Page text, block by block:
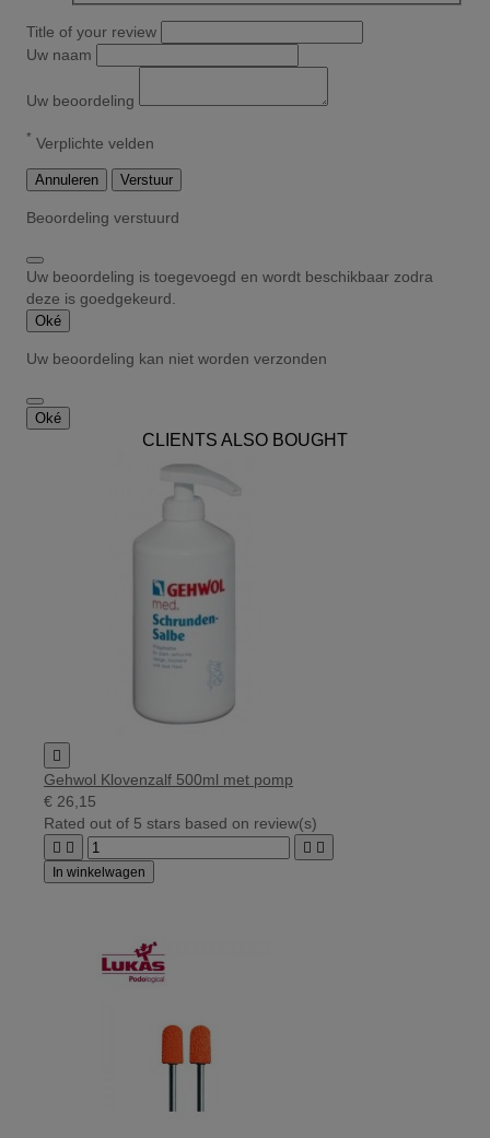
Title of your review
Uw naam
Uw beoordeling
* Verplichte velden
Annuleren Verstuur
Beoordeling verstuurd
Uw beoordeling is toegevoegd en wordt beschikbaar zodra
deze is goedgekeurd.
Oké
Uw beoordeling kan niet worden verzonden
Oké
CLIENTS ALSO BOUGHT

Gehwol Klovenzalf 500ml met pomp
€ 26,15
Rated out of 5 stars based on review(s)
   
In winkelwagen